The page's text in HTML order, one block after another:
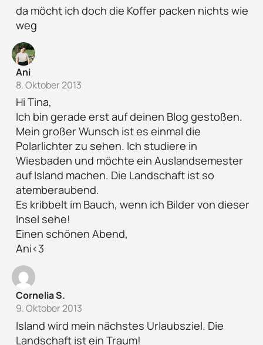
da möcht ich doch die Koffer packen nichts wie
weg
Ani
8. Oktober 2013
Hi Tina,
Ich bin gerade erst auf deinen Blog gestoßen.
Mein großer Wunsch ist es einmal die
Polarlichter zu sehen. Ich studiere in
Wiesbaden und möchte ein Auslandsemester
auf Island machen. Die Landschaft ist so
atemberaubend.
Es kribbelt im Bauch, wenn ich Bilder von dieser
Insel sehe!
Einen schönen Abend,
Ani<3
Cornelia S.
9. Oktober 2013
Island wird mein nächstes Urlaubsziel. Die
Landschaft ist ein Traum!